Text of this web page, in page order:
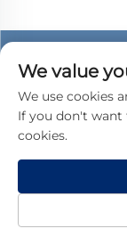
We value
We use cookies
If you don't want
cookies.